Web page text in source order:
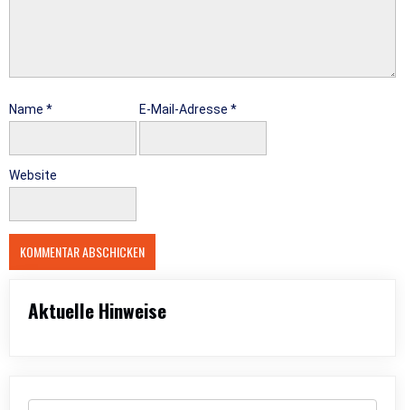
Name * E-Mail-Adresse *
Website
Aktuelle Hinweise